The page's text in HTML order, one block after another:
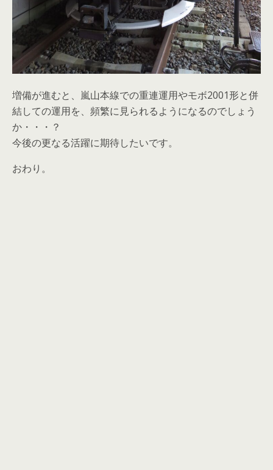
増備が進むと、嵐山本線での重連運用やモボ2001形と併
結しての運用を、頻繁に見られるようになるのでしょう
か・・・？
今後の更なる活躍に期待したいです。
おわり。